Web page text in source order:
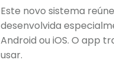
Este novo sistema
desenvolvida
Android ou iOS. O app
usar.